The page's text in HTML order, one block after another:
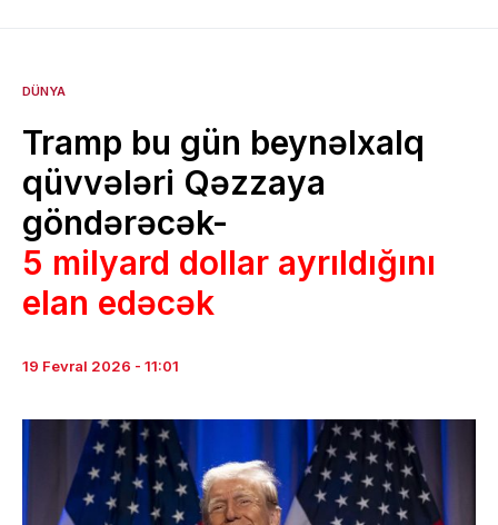
DÜNYA
Tramp bu gün beynəlxalq
qüvvələri Qəzzaya
göndərəcək-
5 milyard dollar ayrıldığını
elan edəcək
19 Fevral 2026 - 11:01